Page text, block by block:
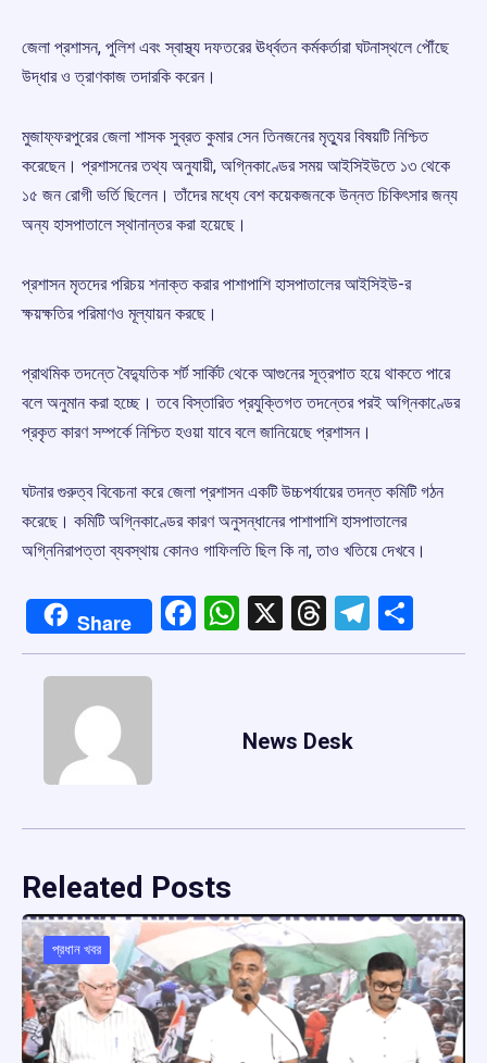
জেলা প্রশাসন, পুলিশ এবং স্বাস্থ্য দফতরের ঊর্ধ্বতন কর্মকর্তারা ঘটনাস্থলে পৌঁছে
উদ্ধার ও ত্রাণকাজ তদারকি করেন।
মুজাফ্ফরপুরের জেলা শাসক সুব্রত কুমার সেন তিনজনের মৃত্যুর বিষয়টি নিশ্চিত
করেছেন। প্রশাসনের তথ্য অনুযায়ী, অগ্নিকাণ্ডের সময় আইসিইউতে ১৩ থেকে
১৫ জন রোগী ভর্তি ছিলেন। তাঁদের মধ্যে বেশ কয়েকজনকে উন্নত চিকিৎসার জন্য
অন্য হাসপাতালে স্থানান্তর করা হয়েছে।
প্রশাসন মৃতদের পরিচয় শনাক্ত করার পাশাপাশি হাসপাতালের আইসিইউ-র
ক্ষয়ক্ষতির পরিমাণও মূল্যায়ন করছে।
প্রাথমিক তদন্তে বৈদ্যুতিক শর্ট সার্কিট থেকে আগুনের সূত্রপাত হয়ে থাকতে পারে
বলে অনুমান করা হচ্ছে। তবে বিস্তারিত প্রযুক্তিগত তদন্তের পরই অগ্নিকাণ্ডের
প্রকৃত কারণ সম্পর্কে নিশ্চিত হওয়া যাবে বলে জানিয়েছে প্রশাসন।
ঘটনার গুরুত্ব বিবেচনা করে জেলা প্রশাসন একটি উচ্চপর্যায়ের তদন্ত কমিটি গঠন
করেছে। কমিটি অগ্নিকাণ্ডের কারণ অনুসন্ধানের পাশাপাশি হাসপাতালের
অগ্নিনিরাপত্তা ব্যবস্থায় কোনও গাফিলতি ছিল কি না, তাও খতিয়ে দেখবে।
Share Facebook
WhatsApp
X Threads
News Desk
Releated Posts
প্রধান খবর